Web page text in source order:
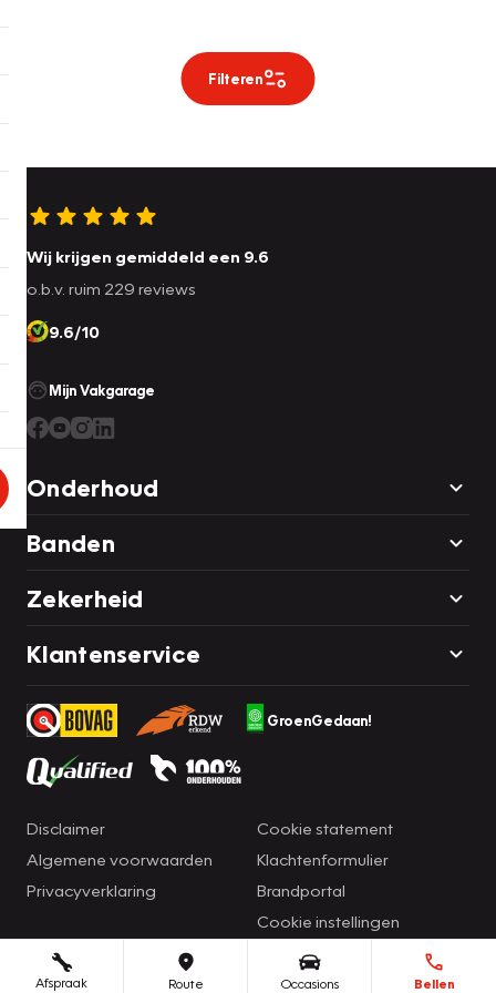
Filteren
Afspraak Route Occasions Bellen
Wij krijgen gemiddeld een 9.6
o.b.v. ruim 229 reviews
9.6/10
Mijn Vakgarage
Onderhoud
Banden
Zekerheid
Klantenservice
GroenGedaan!
Disclaimer
Algemene voorwaarden
Privacyverklaring
Cookie statement
Klachtenformulier
Brandportal
Cookie instellingen